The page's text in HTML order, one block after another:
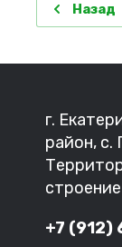
Назад
г.
район, с.
+7